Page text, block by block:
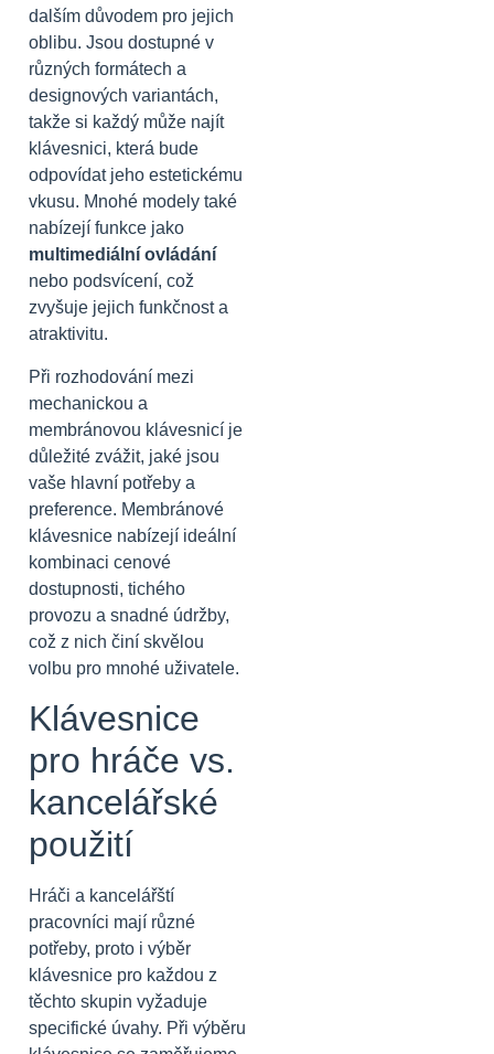
dalším důvodem pro jejich
oblibu. Jsou dostupné v
různých formátech a
designových variantách,
takže si každý může najít
klávesnici, která bude
odpovídat jeho estetickému
vkusu. Mnohé modely také
nabízejí funkce jako
multimediální ovládání
nebo podsvícení, což
zvyšuje jejich funkčnost a
atraktivitu.
Při rozhodování mezi
mechanickou a
membránovou klávesnicí je
důležité zvážit, jaké jsou
vaše hlavní potřeby a
preference. Membránové
klávesnice nabízejí ideální
kombinaci cenové
dostupnosti, tichého
provozu a snadné údržby,
což z nich činí skvělou
volbu pro mnohé uživatele.
Klávesnice
pro hráče vs.
kancelářské
použití
Hráči a kancelářští
pracovníci mají různé
potřeby, proto i výběr
klávesnice pro každou z
těchto skupin vyžaduje
specifické úvahy. Při výběru